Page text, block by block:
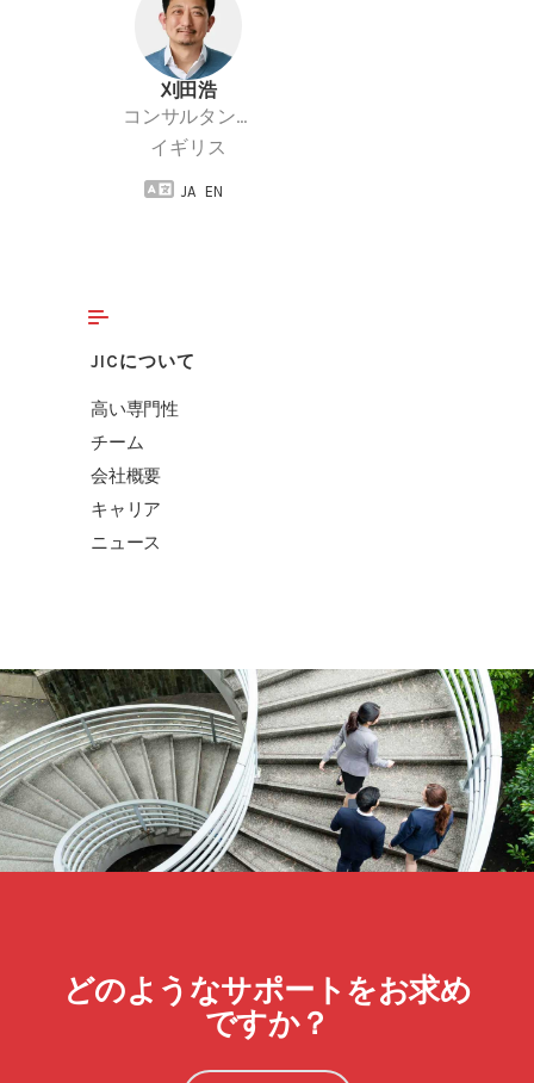
刈田浩
コンサルタント
イギリス
JA EN
JICについて
高い専門性
チーム
会社概要
キャリア
ニュース
どのようなサポートをお求め
ですか？